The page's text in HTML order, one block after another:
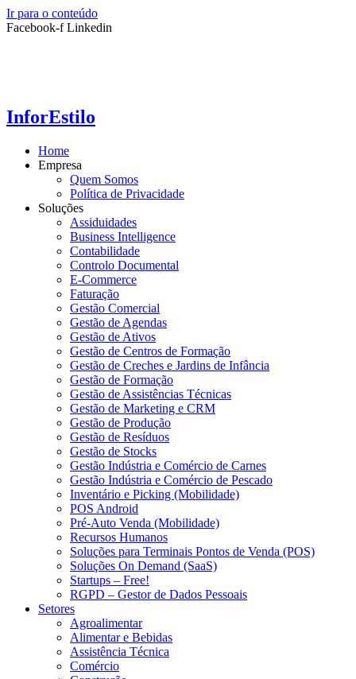
Ir para o conteúdo
Facebook-f Linkedin
InforEstilo
Home
Empresa
Quem Somos
Política de Privacidade
Soluções
Assiduidades
Business Intelligence
Contabilidade
Controlo Documental
E-Commerce
Faturação
Gestão Comercial
Gestão de Agendas
Gestão de Ativos
Gestão de Centros de Formação
Gestão de Creches e Jardins de Infância
Gestão de Formação
Gestão de Assistências Técnicas
Gestão de Marketing e CRM
Gestão de Produção
Gestão de Resíduos
Gestão de Stocks
Gestão Indústria e Comércio de Carnes
Gestão Indústria e Comércio de Pescado
Inventário e Picking (Mobilidade)
POS Android
Pré-Auto Venda (Mobilidade)
Recursos Humanos
Soluções para Terminais Pontos de Venda (POS)
Soluções On Demand (SaaS)
Startups – Free!
RGPD – Gestor de Dados Pessoais
Setores
Agroalimentar
Alimentar e Bebidas
Assistência Técnica
Comércio